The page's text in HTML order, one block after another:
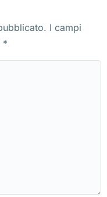
I campi
*